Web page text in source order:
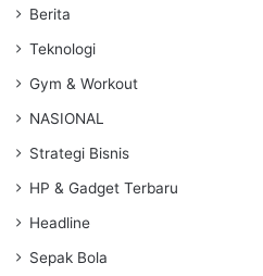
Berita
Teknologi
Gym & Workout
NASIONAL
Strategi Bisnis
HP & Gadget Terbaru
Headline
Sepak Bola